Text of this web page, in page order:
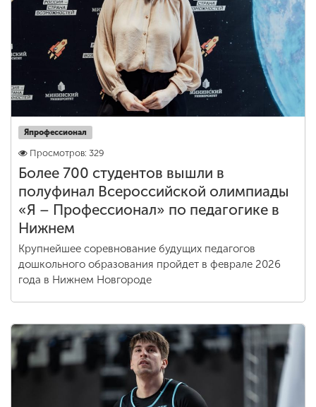
Япрофессионал
Просмотров: 329
Более 700 студентов вышли в
полуфинал Всероссийской олимпиады
«Я – Профессионал» по педагогике в
Нижнем
Крупнейшее соревнование будущих педагогов
дошкольного образования пройдет в феврале 2026
года в Нижнем Новгороде